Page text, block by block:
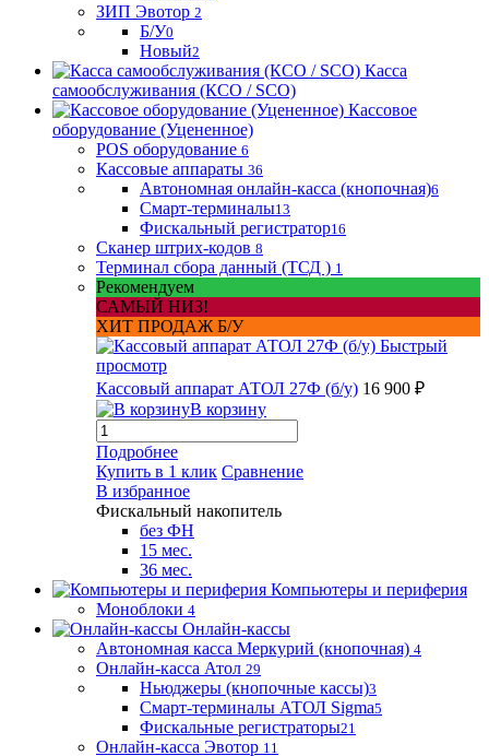
ЗИП Эвотор 2
Б/У0
Новый2
Касса
самообслуживания (КСО / SCO)
Кассовое
оборудование (Уцененное)
POS оборудование 6
Кассовые аппараты 36
Автономная онлайн-касса (кнопочная)6
Смарт-терминалы13
Фискальный регистратор16
Сканер штрих-кодов 8
Терминал сбора данный (ТСД ) 1
Рекомендуем
САМЫЙ НИЗ!
ХИТ ПРОДАЖ Б/У
Быстрый
просмотр
Кассовый аппарат АТОЛ 27Ф (б/у) 16 900 ₽
В корзину
Подробнее
Купить в 1 клик Сравнение
В избранное
Фискальный накопитель
без ФН
15 мес.
36 мес.
Компьютеры и периферия
Моноблоки 4
Онлайн-кассы
Автономная касса Меркурий (кнопочная) 4
Онлайн-касса Атол 29
Ньюджеры (кнопочные кассы)3
Смарт-терминалы АТОЛ Sigma5
Фискальные регистраторы21
Онлайн-касса Эвотор 11